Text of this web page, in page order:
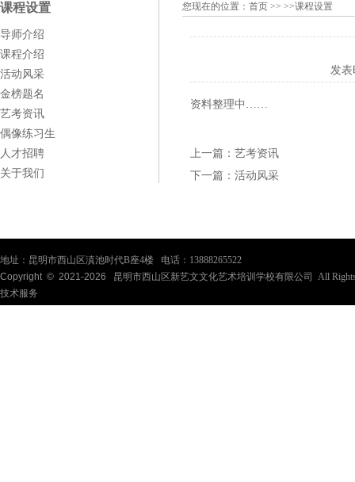
课程设置
导师介绍
课程介绍
活动风采
金榜题名
艺考资讯
偶像练习生
人才招聘
关于我们
您现在的位置： 首页 >> >>课程设置
发表
资料整理中……
上一篇： 艺考资讯
下一篇： 活动风采
地址：昆明市西山区滇池时代B座4楼 电话：13888265522
Copyright © 2021-2026
昆明市西山区新艺文文化艺术培训学校有限公司 All
技术服务